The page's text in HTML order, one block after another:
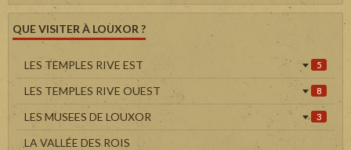
QUE VISITER À LOUXOR ?
LES TEMPLES RIVE EST 5
LES TEMPLES RIVE OUEST 8
LES MUSEES DE LOUXOR 3
LA VALLÉE DES ROIS